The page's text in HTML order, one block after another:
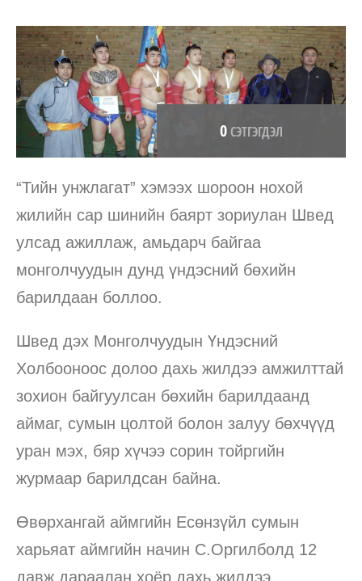
0СЭТГЭГДЭЛ
“Тийн унжлагат” хэмээх шороон нохой
жилийн сар шинийн баярт зориулан Швед
улсад ажиллаж, амьдарч байгаа
монголчуудын дунд үндэсний бөхийн
барилдаан боллоо.
Швед дэх Монголчуудын Үндэсний
Холбооноос долоо дахь жилдээ амжилттай
зохион байгуулсан бөхийн барилдаанд
аймаг, сумын цолтой болон залуу бөхчүүд
уран мэх, бяр хүчээ сорин тойргийн
журмаар барилдсан байна.
Өвөрхангай аймгийн Есөнзүйл сумын
харьяат аймгийн начин С.Оргилболд 12
давж дараалан хоёр дахь жилдээ